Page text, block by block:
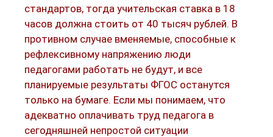
стандартов, тогда учительская ставка в 18
часов должна стоить от 40 тысяч рублей. В
противном случае вменяемые, способные к
рефлексивному напряжению люди
педагогами работать не будут, и все
планируемые результаты ФГОС останутся
только на бумаге. Если мы понимаем, что
адекватно оплачивать труд педагога в
сегодняшней непростой ситуации